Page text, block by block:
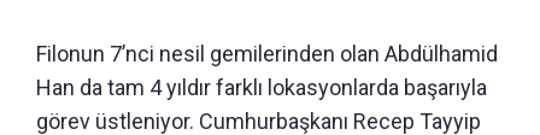
Filonun 7’nci nesil gemilerinden olan Abdülhamid
Han da tam 4 yıldır farklı lokasyonlarda başarıyla
görev üstleniyor. Cumhurbaşkanı Recep Tayyip